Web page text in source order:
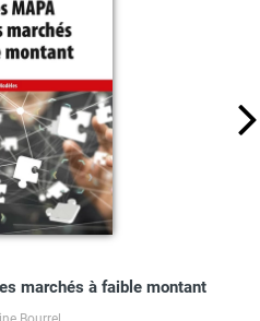
marchés à faible montant